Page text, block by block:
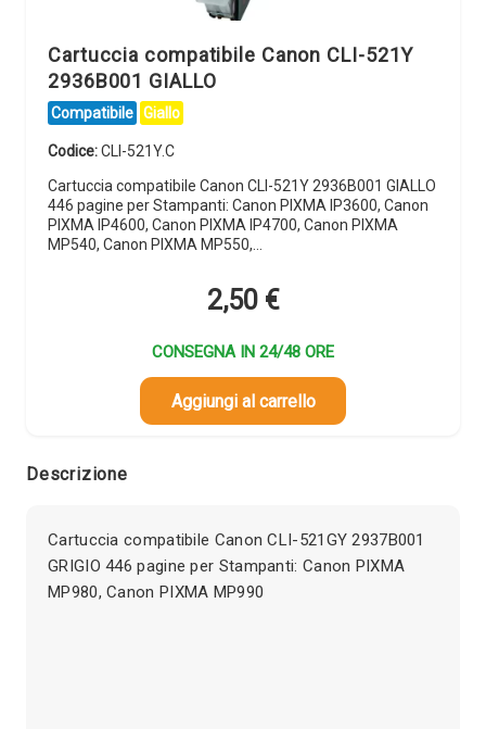
Cartuccia compatibile Canon CLI-521Y
2936B001 GIALLO
Compatibile Giallo
Codice:CLI-521Y.C
Cartuccia compatibile Canon CLI-521Y 2936B001 GIALLO
446 pagine per Stampanti: Canon PIXMA IP3600, Canon
PIXMA IP4600, Canon PIXMA IP4700, Canon PIXMA
MP540, Canon PIXMA MP550,…
2,50 €
CONSEGNA IN 24/48 ORE
Aggiungi al carrello
Descrizione
Cartuccia compatibile Canon CLI-521GY 2937B001
GRIGIO 446 pagine per Stampanti: Canon PIXMA
MP980, Canon PIXMA MP990